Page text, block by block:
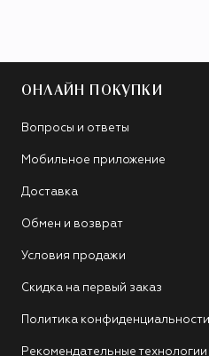
ОНЛАЙН ПОКУПКИ
Вопросы и ответы
Мобильное приложение
Доставка
Обмен и возврат
Условия продажи
Скидка на первый заказ
Политика конфиденциальности
Рекомендательные технологии